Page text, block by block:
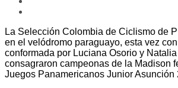
La Selección Colombia de Ciclismo de
en el velódromo paraguayo, esta vez
conformada por Luciana Osorio y
consagraron campeonas de la Madison
Juegos Panamericanos Junior Asunción